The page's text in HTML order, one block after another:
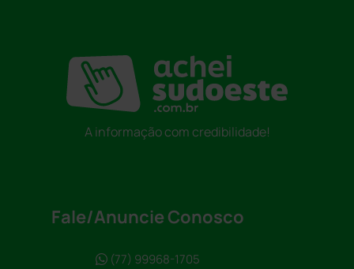
A informação com credibilidade!
Fale/Anuncie Conosco
(77) 99968-1705